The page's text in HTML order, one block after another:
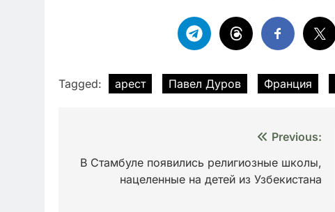
Tagged: арест Павел Дуров Франция
по
записям
Previous:
В Стамбуле появились религиозные школы,
нацеленные на детей из Узбекистана